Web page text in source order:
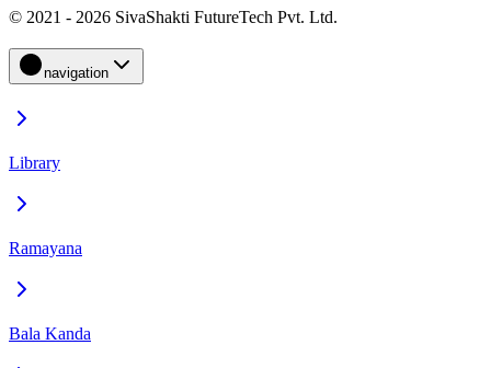
© 2021 - 2026 SivaShakti FutureTech Pvt. Ltd.
navigation
Library
Ramayana
Bala Kanda